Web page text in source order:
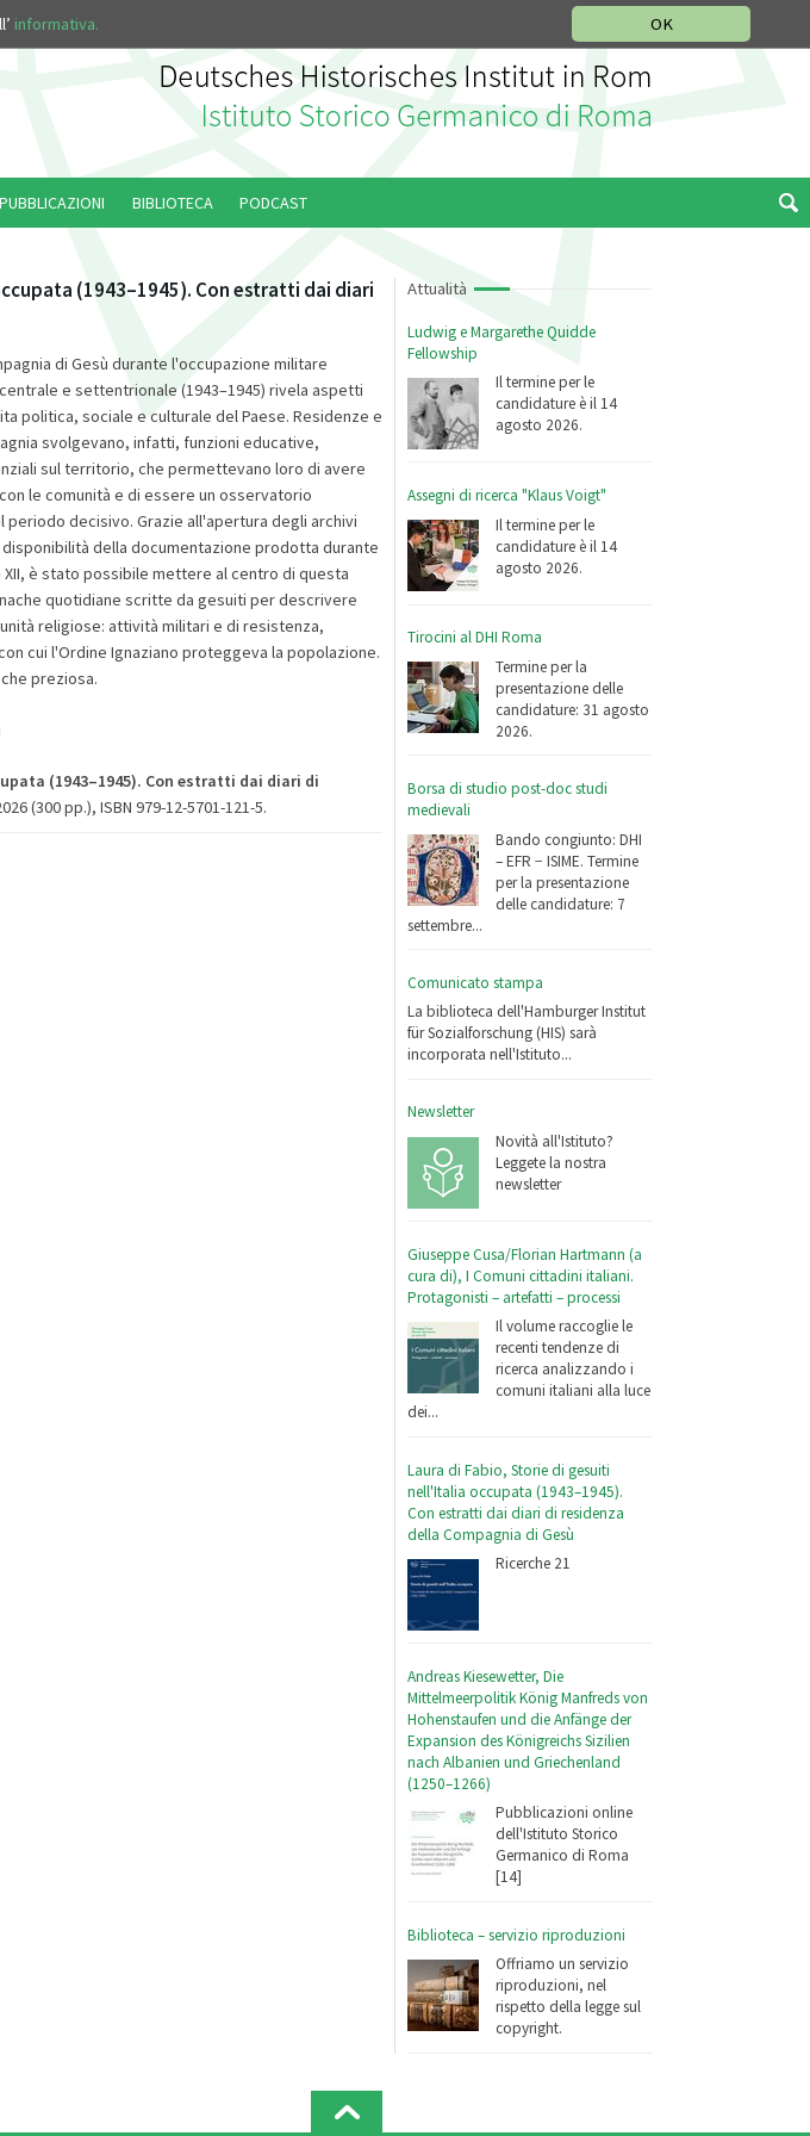
OK
informativa.
Attualità
Ludwig e Margarethe Quidde
Fellowship
Il termine per le
candidature è il 14
agosto 2026.
Assegni di ricerca "Klaus Voigt"
Il termine per le
candidature è il 14
agosto 2026.
Tirocini al DHI Roma
Termine per la
presentazione delle
candidature: 31 agosto
2026.
Borsa di studio post-doc studi
medievali
Bando congiunto: DHI
– EFR − ISIME. Termine
per la presentazione
delle candidature: 7
settembre...
Comunicato stampa
La biblioteca dell'Hamburger Institut
für Sozialforschung (HIS) sarà
incorporata nell'Istituto...
Newsletter
Novità all'Istituto?
Leggete la nostra
newsletter
Giuseppe Cusa/Florian Hartmann (a
cura di), I Comuni cittadini italiani.
Protagonisti – artefatti – processi
Il volume raccoglie le
recenti tendenze di
ricerca analizzando i
comuni italiani alla luce
dei...
Laura di Fabio, Storie di gesuiti
nell'Italia occupata (1943–1945).
Con estratti dai diari di residenza
della Compagnia di Gesù
Ricerche 21
Andreas Kiesewetter, Die
Mittelmeerpolitik König Manfreds von
Hohenstaufen und die Anfänge der
Expansion des Königreichs Sizilien
nach Albanien und Griechenland
(1250–1266)
Pubblicazioni online
dell'Istituto Storico
Germanico di Roma
[14]
Biblioteca – servizio riproduzioni
Offriamo un servizio
riproduzioni, nel
rispetto della legge sul
copyright.
(1943–1945). Con estratti dai diari
di Gesù durante l'occupazione militare
e settentrionale (1943–1945) rivela aspetti
politica, sociale e culturale del Paese. Residenze e
svolgevano, infatti, funzioni educative,
sul territorio, che permettevano loro di avere
le comunità e di essere un osservatorio
periodo decisivo. Grazie all'apertura degli archivi
della documentazione prodotta durante
è stato possibile mettere al centro di questa
quotidiane scritte da gesuiti per descrivere
religiose: attività militari e di resistenza,
cui l'Ordine Ignaziano proteggeva la popolazione.
preziosa.
(1943–1945). Con estratti dai diari di
(300 pp.), ISBN 979-12-5701-121-5.
PUBBLICAZIONI BIBLIOTECA PODCAST